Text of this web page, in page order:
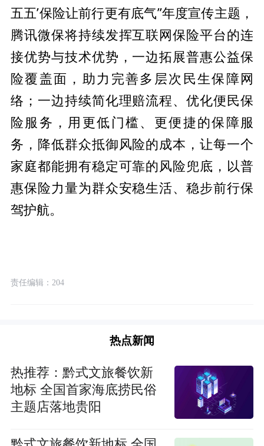
五五’保险让前行更有底气”年度宣传主题，
腾讯微保将持续发挥互联网保险平台的连
接优势与技术优势，一边拓展普惠公益保
险覆盖面，助力完善多层次民生保障网
络；一边持续简化理赔流程、优化便民保
险服务，用更低门槛、更便捷的保障服
务，降低群众抵御风险的成本，让每一个
家庭都能拥有稳定可靠的风险兜底，以普
惠保险力量为群众安稳生活、稳步前行保
驾护航。
责任编辑：204
热点新闻
热推荐：黔式文旅餐饮新
地标 全国首家海底捞民俗
主题店落地贵阳